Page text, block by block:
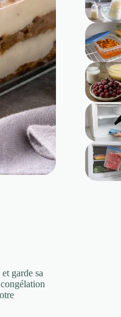
garde sa